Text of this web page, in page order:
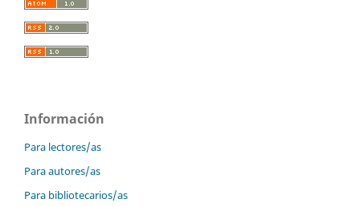
Información
Para lectores/as
Para autores/as
Para bibliotecarios/as